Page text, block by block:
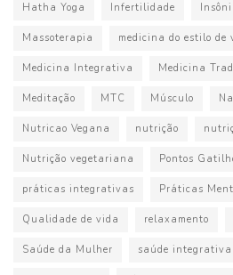
Hatha Yoga Infertilidade
Massoterapia medicina do estilo de
Medicina Integrativa Medicina
Meditação MTC Músculo
Nutricao Vegana nutrição
Nutrição vegetariana Pontos
práticas integrativas Práticas
Qualidade de vida relaxamento
Saúde da Mulher saúde integrativa